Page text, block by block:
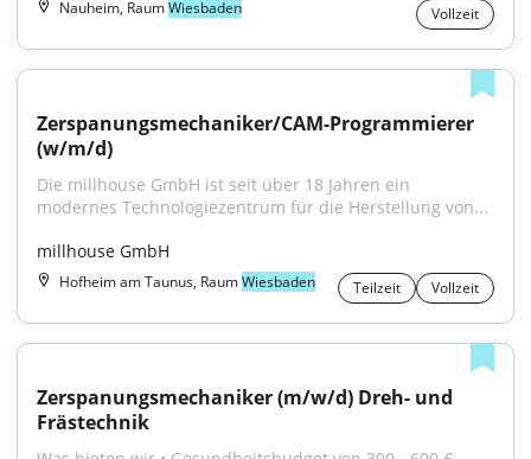
Nauheim, RaumWiesbaden Vollzeit
Zerspanungsmechaniker/CAM-Programmierer
(w/m/d)
Die millhouse GmbH ist seit über 18 Jahren ein
modernes Technologiezentrum für die Herstellung von...
millhouse GmbH
Hofheim am Taunus, RaumWiesbaden Teilzeit Vollzeit
Zerspanungsmechaniker (m/w/d) Dreh- und
Frästechnik